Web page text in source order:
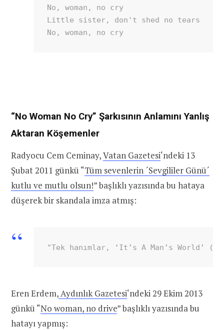
No, woman, no cry
Little sister, don't shed no tears
No, woman, no cry
“No Woman No Cry” Şarkısının Anlamını Yanlış
Aktaran Köşemenler
Radyocu Cem Ceminay,Vatan Gazetesi‘ndeki 13
Şubat 2011 günkü “Tüm sevenlerin ´Sevgililer Günü´
kutlu ve mutlu olsun!” başlıklı yazısında bu hataya
düşerek bir skandala imza atmış:
"Tek hanımlar, ‘It’s A Man’s World’
Eren Erdem,Aydınlık Gazetesi‘ndeki 29 Ekim 2013
günkü “No woman, no drive” başlıklı yazısında bu
hatayı yapmış: